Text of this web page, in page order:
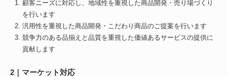
顧客ニーズに対応し、地域性を重視した商品開発・売り場づくり
を行います
汎用性を重視した商品開発・こだわり商品のご提案を行います
競争力のある品揃えと品質を重視した価値あるサービスの提供に
貢献します
2｜マーケット対応